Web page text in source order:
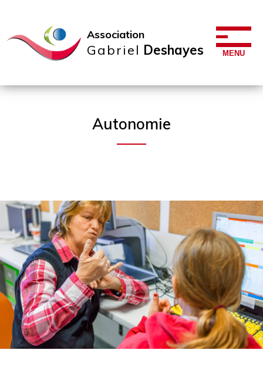
Association
Gabriel Deshayes MENU
Autonomie